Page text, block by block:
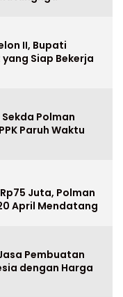
II, Bupati
Siap Bekerja
Polman
Paruh Waktu
Juta, Polman
April Mendatang
Pembuatan
dengan Harga